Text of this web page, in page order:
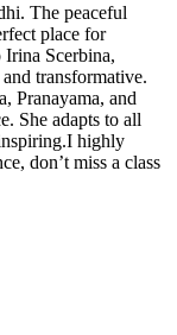
The peaceful
place for
Scerbina,
transformative.
Pranayama, and
She adapts to all
highly
don’t miss a class